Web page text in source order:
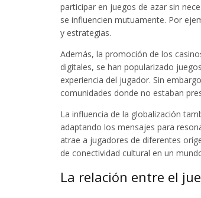
participar en juegos de azar sin
se influencien mutuamente. Por
y estrategias.
Además, la promoción de los
digitales, se han popularizado
experiencia del jugador. Sin
comunidades donde no estaban
La influencia de la globalización
adaptando los mensajes para
atrae a jugadores de diferentes
de conectividad cultural en un
La relación entre el